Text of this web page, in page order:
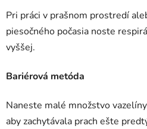
Pri práci v prašnom prostredí
piesočného počasia noste
vyššej.
Bariérová metóda
Naneste malé množstvo
aby zachytávala prach ešte